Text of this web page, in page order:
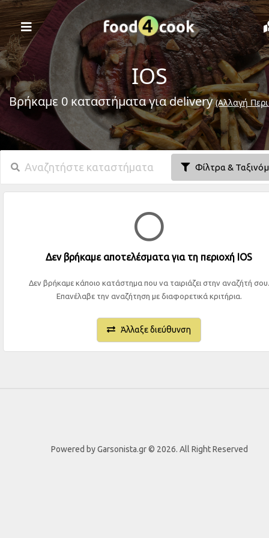
IOS
Βρήκαμε 0 καταστήματα για delivery(Αλλαγή
Φίλτρα &
Δεν βρήκαμε αποτελέσματα για τη περιοχή IOS
Δεν βρήκαμε κάποιο κατάστημα που να ταιριάζει στην αναζήτή σου.
Επανέλαβε την αναζήτηση με διαφορετικά κριτήρια.
Άλλαξε διεύθυνση
Powered by Garsonista.gr © 2026. All Right Reserved